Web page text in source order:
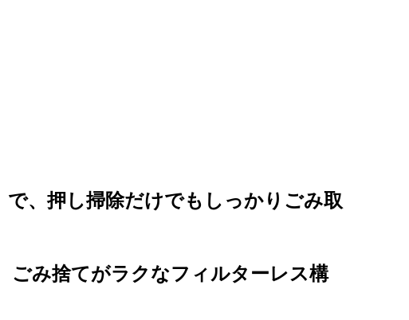
、押し掃除だけでもしっかりごみ取
ごみ捨てがラクなフィルターレス構